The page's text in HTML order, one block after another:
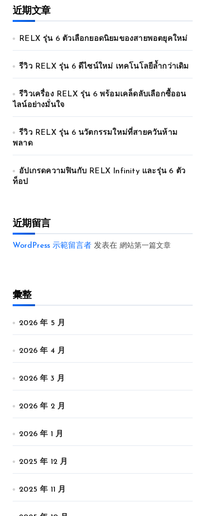
近期文章
RELX รุ่น 6 ตัวเลือกยอดนิยมของสายพอตยุคใหม่
รีวิว RELX รุ่น 6 ดีไซน์ใหม่ เทคโนโลยีล้ำกว่าเดิม
รีวิวเครื่อง RELX รุ่น 6 พร้อมเคล็ดลับเลือกซื้ออน
ไลน์อย่างมั่นใจ
รีวิว RELX รุ่น 6 นวัตกรรมใหม่ที่สายควันห้าม
พลาด
อัปเกรดความฟินกับ RELX Infinity และรุ่น 6 ตัว
ท็อป
近期留言
WordPress 示範留言者 发表在 網站第一篇文章
彙整
2026 年 5 月
2026 年 4 月
2026 年 3 月
2026 年 2 月
2026 年 1 月
2025 年 12 月
2025 年 11 月